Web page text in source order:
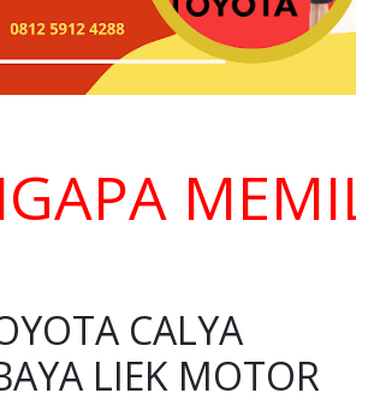
MEMILIH
CALYA
LIEK MOTOR